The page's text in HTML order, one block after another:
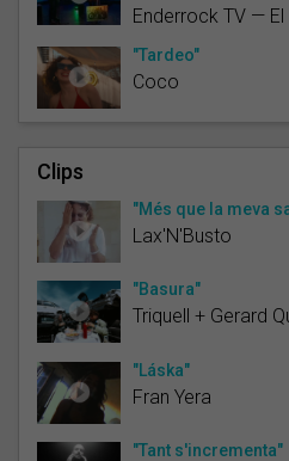
Enderrock TV — El
"Tardeo"
Coco
Clips
"Més que la meva
Lax'N'Busto
"Basura"
Triquell + Gerard
"Láska"
Fran Yera
"Tant s'incrementa"